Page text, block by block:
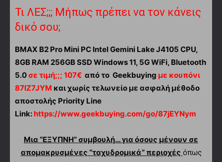
Τι ΛΕΣ;;; Μήπως πρέπει να τον κάνεις
δικό σου;
BMAX B2 Pro Mini PC Intel Gemini Lake J4105 CPU,
8GB RAM 256GB SSD Windows 11, 5G WiFi, Bluetooth
5.0 σε τιμή;;; 107€ από το Geekbuying με κουπόνι
87IZ7JYM και χωρίς τελωνείο με ασφαλή μέθοδο
αποστολής Priority Line
Link: https://www.geekbuying.com/go/87jEYNym
Μια “ΕΞΥΠΝΗ” συμβουλή… για όσους μένουν σε
απομακρυσμένες “ταχυδρομικά” περιοχές όπως